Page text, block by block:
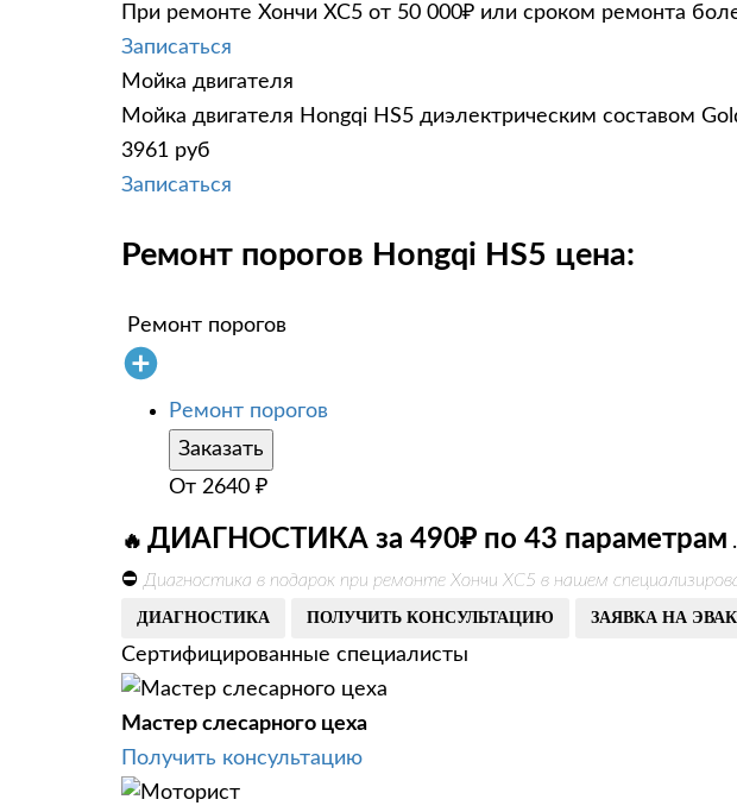
При ремонте Хончи ХС5 от 50 000₽ или сроком ремонта
Записаться
Мойка двигателя
Мойка двигателя Hongqi HS5 диэлектрическим составом
3961 руб
Записаться
Ремонт порогов Hongqi HS5 цена:
Ремонт порогов
Ремонт порогов
Заказать
От 2640 ₽
🔥 ДИАГНОСТИКА за 490₽ по 43 параметрам .
⛔ Диагностика в подарок при ремонте Хончи ХС5 в нашем
ДИАГНОСТИКА ПОЛУЧИТЬ КОНСУЛЬТАЦИЮ ЗАЯВКА
Сертифицированные специалисты
Мастер слесарного цеха
Получить консультацию